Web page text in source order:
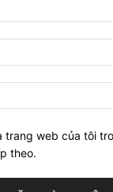
trang web của tôi
theo.